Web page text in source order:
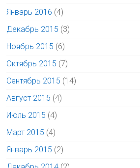
Январь 2016 (4)
Декабрь 2015 (3)
Ноябрь 2015 (6)
Октябрь 2015 (7)
Сентябрь 2015 (14)
Август 2015 (4)
Июль 2015 (4)
Март 2015 (4)
Январь 2015 (2)